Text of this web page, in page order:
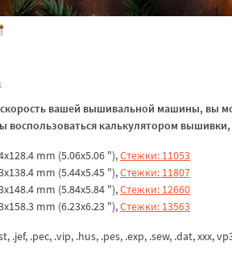
вашей вышивальной машины, вы
воспользоваться калькулятором
mm (5.06x5.06 "),Стежки: 11053
mm (5.44x5.45 "),Стежки: 11807
mm (5.84x5.84 "),Стежки: 12660
mm (6.23x6.23 "),Стежки: 13563
.jef, .pec, .vip, .hus, .pes, .exp, .sew, .dat, xxx,